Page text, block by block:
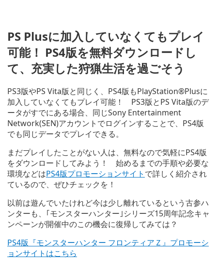
PS Plusに加入していなくてもプレイ
可能！ PS4版を無料ダウンロードし
て、充実した狩猟生活を過ごそう
PS3版やPS Vita版と同じく、PS4版もPlayStation®Plusに
加入していなくてもプレイ可能！ PS3版とPS Vita版のデ
ータがすでにある場合、同じSony Entertainment
Network(SEN)アカウントでログインすることで、PS4版
でも同じデータでプレイできる。
まだプレイしたことがない人は、無料なので気軽にPS4版
をダウンロードしてみよう！ 始めるまでの手順や必要な
環境などはPS4版プロモーションサイト で詳しく紹介され
ているので、ぜひチェックを！
以前は遊んでいたけれど今は少し離れているという古参ハ
ンターも、｢モンスターハンター｣シリーズ15周年記念キャ
ンペーンが開催中のこの機会に復帰してみては？
PS4版『モンスターハンター フロンティアＺ』プロモーシ
ョンサイトはこちら